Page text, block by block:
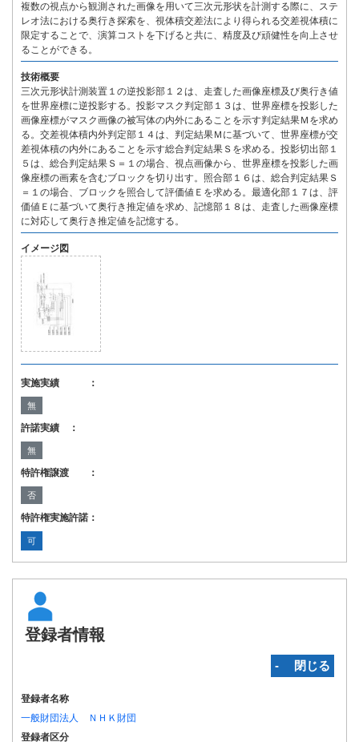
複数の視点から観測された画像を用いて三次元形状を計測する際に、ステ
レオ法における奥行き探索を、視体積交差法により得られる交差視体積に
限定することで、演算コストを下げると共に、精度及び頑健性を向上させ
ることができる。
技術概要
三次元形状計測装置１の逆投影部１２は、走査した画像座標及び奥行き値
を世界座標に逆投影する。投影マスク判定部１３は、世界座標を投影した
画像座標がマスク画像の被写体の内外にあることを示す判定結果Ｍを求め
る。交差視体積内外判定部１４は、判定結果Ｍに基づいて、世界座標が交
差視体積の内外にあることを示す総合判定結果Ｓを求める。投影切出部１
５は、総合判定結果Ｓ＝１の場合、視点画像から、世界座標を投影した画
像座標の画素を含むブロックを切り出す。照合部１６は、総合判定結果Ｓ
＝１の場合、ブロックを照合して評価値Ｅを求める。最適化部１７は、評
価値Ｅに基づいて奥行き推定値を求め、記憶部１８は、走査した画像座標
に対応して奥行き推定値を記憶する。
イメージ図
実施実績 ：
無
許諾実績 ：
無
特許権譲渡 ：
否
特許権実施許諾：
可
登録者情報
‐ 閉じる
登録者名称
一般財団法人 ＮＨＫ財団
登録者区分